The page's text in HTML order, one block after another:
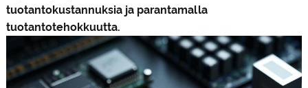
tuotantokustannuksia ja parantamalla
tuotantotehokkuutta.